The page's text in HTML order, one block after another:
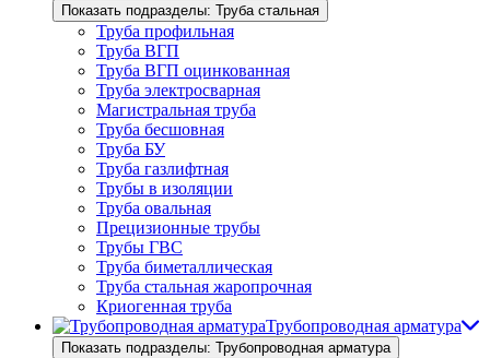
Показать подразделы: Труба стальная
Труба профильная
Труба ВГП
Труба ВГП оцинкованная
Труба электросварная
Магистральная труба
Труба бесшовная
Труба БУ
Труба газлифтная
Трубы в изоляции
Труба овальная
Прецизионные трубы
Трубы ГВС
Труба биметаллическая
Труба стальная жаропрочная
Криогенная труба
Трубопроводная арматура
Показать подразделы: Трубопроводная арматура